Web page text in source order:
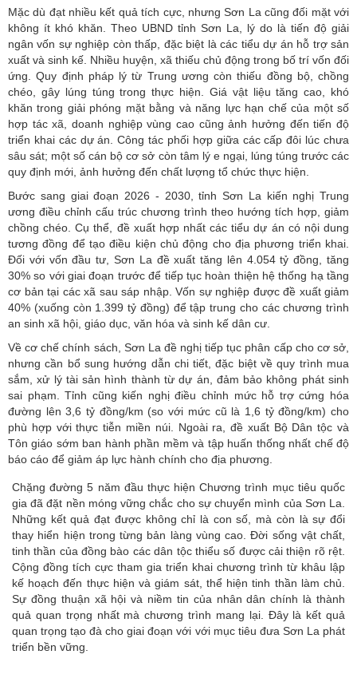
Mặc dù đạt nhiều kết quả tích cực, nhưng Sơn La cũng đối mặt với
không ít khó khăn. Theo UBND tỉnh Sơn La, lý do là tiến độ giải
ngân vốn sự nghiệp còn thấp, đặc biệt là các tiểu dự án hỗ trợ sản
xuất và sinh kế. Nhiều huyện, xã thiếu chủ động trong bố trí vốn đối
ứng. Quy định pháp lý từ Trung ương còn thiếu đồng bộ, chồng
chéo, gây lúng túng trong thực hiện. Giá vật liệu tăng cao, khó
khăn trong giải phóng mặt bằng và năng lực hạn chế của một số
hợp tác xã, doanh nghiệp vùng cao cũng ảnh hưởng đến tiến độ
triển khai các dự án. Công tác phối hợp giữa các cấp đôi lúc chưa
sâu sát; một số cán bộ cơ sở còn tâm lý e ngại, lúng túng trước các
quy định mới, ảnh hưởng đến chất lượng tổ chức thực hiện.
Bước sang giai đoạn 2026 - 2030, tỉnh Sơn La kiến nghị Trung
ương điều chỉnh cấu trúc chương trình theo hướng tích hợp, giảm
chồng chéo. Cụ thể, đề xuất hợp nhất các tiểu dự án có nội dung
tương đồng để tạo điều kiện chủ động cho địa phương triển khai.
Đối với vốn đầu tư, Sơn La đề xuất tăng lên 4.054 tỷ đồng, tăng
30% so với giai đoạn trước để tiếp tục hoàn thiện hệ thống hạ tầng
cơ bản tại các xã sau sáp nhập. Vốn sự nghiệp được đề xuất giảm
40% (xuống còn 1.399 tỷ đồng) để tập trung cho các chương trình
an sinh xã hội, giáo dục, văn hóa và sinh kế dân cư.
Về cơ chế chính sách, Sơn La đề nghị tiếp tục phân cấp cho cơ sở,
nhưng cần bổ sung hướng dẫn chi tiết, đặc biệt về quy trình mua
sắm, xử lý tài sản hình thành từ dự án, đảm bảo không phát sinh
sai phạm. Tỉnh cũng kiến nghị điều chỉnh mức hỗ trợ cứng hóa
đường lên 3,6 tỷ đồng/km (so với mức cũ là 1,6 tỷ đồng/km) cho
phù hợp với thực tiễn miền núi. Ngoài ra, đề xuất Bộ Dân tộc và
Tôn giáo sớm ban hành phần mềm và tập huấn thống nhất chế độ
báo cáo để giảm áp lực hành chính cho địa phương.
Chặng đường 5 năm đầu thực hiện Chương trình mục tiêu quốc
gia đã đặt nền móng vững chắc cho sự chuyển mình của Sơn La.
Những kết quả đạt được không chỉ là con số, mà còn là sự đổi
thay hiển hiện trong từng bản làng vùng cao. Đời sống vật chất,
tinh thần của đồng bào các dân tộc thiểu số được cải thiện rõ rệt.
Cộng đồng tích cực tham gia triển khai chương trình từ khâu lập
kế hoạch đến thực hiện và giám sát, thể hiện tinh thần làm chủ.
Sự đồng thuận xã hội và niềm tin của nhân dân chính là thành
quả quan trọng nhất mà chương trình mang lại. Đây là kết quả
quan trọng tạo đà cho giai đoạn với với mục tiêu đưa Sơn La phát
triển bền vững.